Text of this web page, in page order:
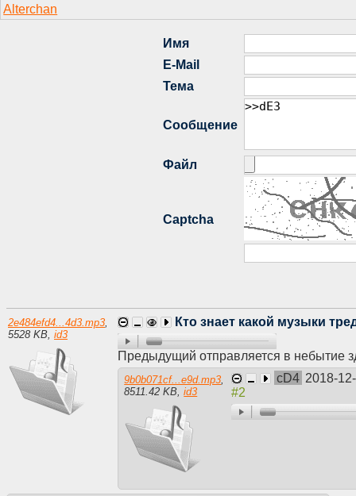
2e484efd4...4d3.mp3,
5528 KB, id3
Кто знает какой музыки
Предыдущий отправляется в небытие
9b0b071cf...e9d.mp3
8511.42 KB ,id3
cD4 2018-